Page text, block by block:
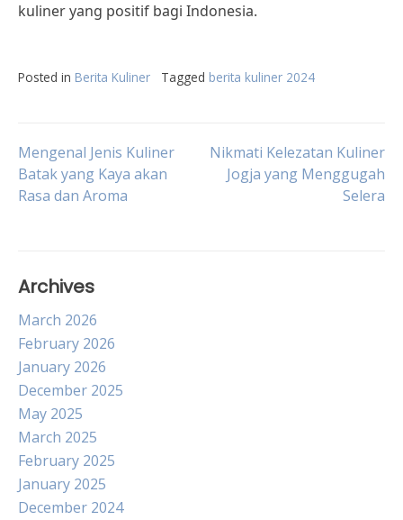
kuliner yang positif bagi Indonesia.
Posted in Berita Kuliner Tagged berita kuliner 2024
Post
navigation
Mengenal Jenis Kuliner
Batak yang Kaya akan
Rasa dan Aroma
Nikmati Kelezatan Kuliner
Jogja yang Menggugah
Selera
Archives
March 2026
February 2026
January 2026
December 2025
May 2025
March 2025
February 2025
January 2025
December 2024